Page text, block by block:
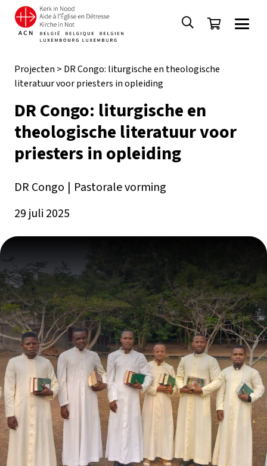
Projecten > DR Congo: liturgische en theologische
literatuur voor priesters in opleiding
DR Congo: liturgische en
theologische literatuur voor
priesters in opleiding
DR Congo | Pastorale vorming
29 juli 2025